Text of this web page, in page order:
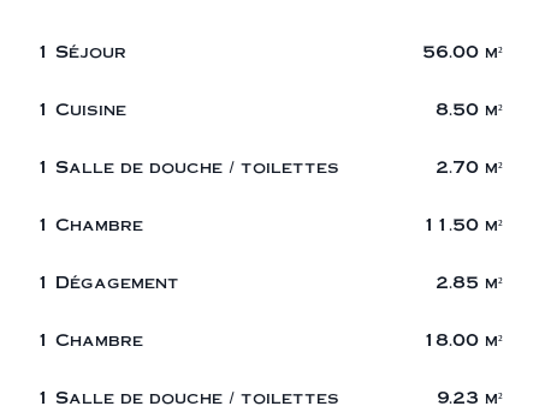
1 Séjour 56.00 m²
1 Cuisine 8.50 m²
1 Salle de douche / toilettes 2.70 m²
1 Chambre 11.50 m²
1 Dégagement 2.85 m²
1 Chambre 18.00 m²
1 Salle de douche / toilettes 9.23 m²